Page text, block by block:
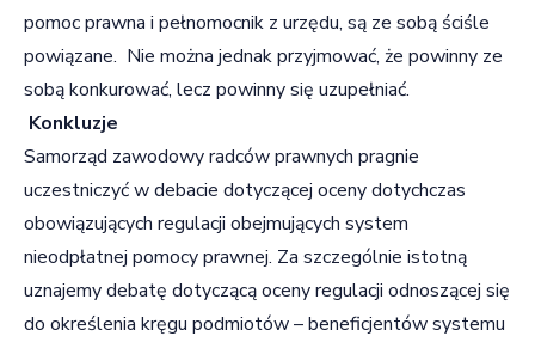
pomoc prawna i pełnomocnik z urzędu, są ze sobą ściśle
powiązane. Nie można jednak przyjmować, że powinny ze
sobą konkurować, lecz powinny się uzupełniać.
Konkluzje
Samorząd zawodowy radców prawnych pragnie
uczestniczyć w debacie dotyczącej oceny dotychczas
obowiązujących regulacji obejmujących system
nieodpłatnej pomocy prawnej. Za szczególnie istotną
uznajemy debatę dotyczącą oceny regulacji odnoszącej się
do określenia kręgu podmiotów – beneficjentów systemu